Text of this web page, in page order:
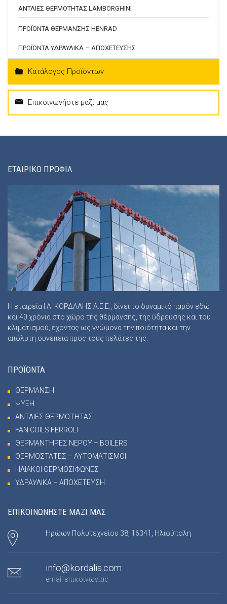
ΑΝΤΛΙΕΣ ΘΕΡΜΟΤΗΤΑΣ LAMBORGHINI
ΠΡΟΪΟΝΤΑ ΘΕΡΜΑΝΣΗΣ HENRAD
ΠΡΟΪΟΝΤΑ ΥΔΡΑΥΛΙΚΑ – ΑΠΟΧΕΤΕΥΣΗΣ
Κατάλογος Προϊόντων
Επικοινωνήστε μαζί μας
ΕΤΑΙΡΙΚΟ ΠΡΟΦΙΛ
Η εταιρεία Ι.Α. ΚΟΡΔΑΛΗΣ Α.Ε.Ε., δίνει το δυναμικό παρόν εδώ
και 40 χρόνια στο χώρο της θέρμανσης, της ύδρευσης και του
κλιματισμού, έχοντας ως γνώμονα την ποιότητα και την
απόλυτη συνέπεια προς τους πελάτες της.
ΠΡΟΪΟΝΤΑ
ΘΕΡΜΑΝΣΗ
ΨΥΞΗ
ΑΝΤΛΙΕΣ ΘΕΡΜΟΤΗΤΑΣ
FAN COILS FERROLI
ΘΕΡΜΑΝΤΗΡΕΣ ΝΕΡΟΥ – BOILERS
ΘΕΡΜΟΣΤΑΤΕΣ – ΑΥΤΟΜΑΤΙΣΜΟΙ
ΗΛΙΑΚΟΙ ΘΕΡΜΟΣΙΦΩΝΕΣ
ΥΔΡΑΥΛΙΚΑ – ΑΠΟΧΕΤΕΥΣΗ
ΕΠΙΚΟΙΝΩΝΗΣΤΕ ΜΑΖΙ ΜΑΣ
Ηρώων Πολυτεχνείου 38, 16341, Ηλιούπολη
info@kordalis.com
email επικοινωνίας